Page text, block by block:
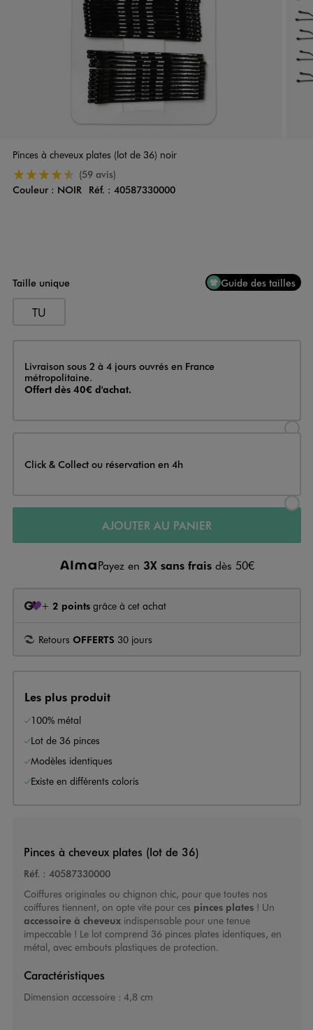
Pinces à cheveux plates (lot de 36) noir
4.5/5 de moyenne
(59 avis)
Couleur
Couleur : NOIR Réf. : 40587330000
Taille unique Guide des tailles
TU
Livraison
Livraison sous 2 à 4 jours ouvrés en France
métropolitaine.
Offert dès 40€ d'achat.
Click & Collect ou réservation en 4h
AJOUTER AU PANIER
Payez en 3X sans frais dès 50€
+ 2 points grâce à cet achat
Retours OFFERTS 30 jours
Les plus produit
100% métal
Lot de 36 pinces
Modèles identiques
Existe en différents coloris
Pinces à cheveux plates (lot de 36)
Réf. : 40587330000
Coiffures originales ou chignon chic, pour que toutes nos
coiffures tiennent, on opte vite pour ces pinces plates! Un
accessoire à cheveuxindispensable pour une tenue
impeccable ! Le lot comprend 36 pinces plates identiques, en
métal, avec embouts plastiques de protection.
Caractéristiques
Dimension accessoire : 4,8 cm